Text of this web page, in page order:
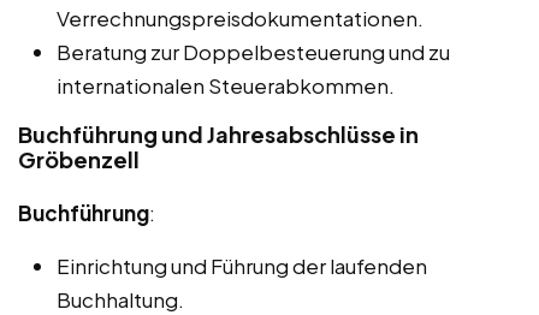
Verrechnungspreisdokumentationen.
Beratung zur Doppelbesteuerung und zu
internationalen Steuerabkommen.
Buchführung und Jahresabschlüsse in
Gröbenzell
Buchführung:
Einrichtung und Führung der laufenden
Buchhaltung.